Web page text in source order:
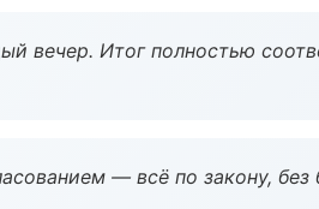
вечер. Итог полностью
— всё по закону,